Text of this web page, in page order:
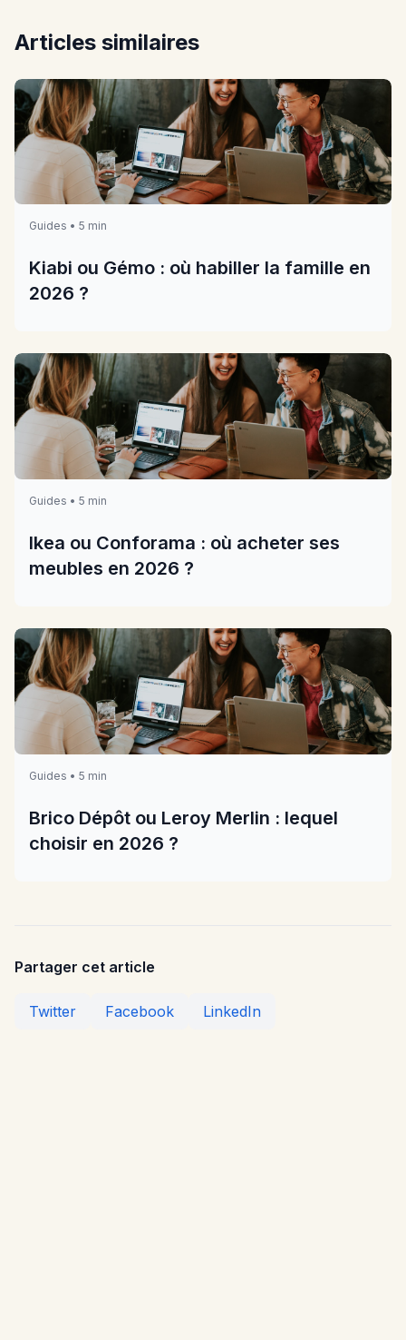
Articles similaires
Guides • 5 min
Kiabi ou Gémo : où habiller la famille en
2026 ?
Guides • 5 min
Ikea ou Conforama : où acheter ses
meubles en 2026 ?
Guides • 5 min
Brico Dépôt ou Leroy Merlin : lequel
choisir en 2026 ?
Partager cet article
Twitter Facebook LinkedIn